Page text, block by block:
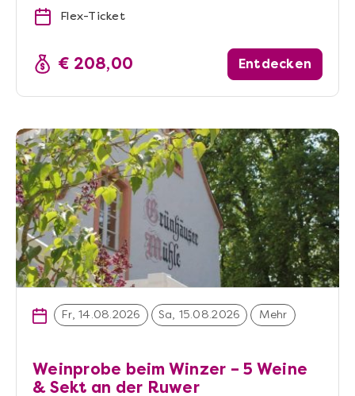
Flex-Ticket
€ 208,00 Entdecken
Fr, 14.08.2026 Sa, 15.08.2026 Mehr
Weinprobe beim Winzer – 5 Weine
& Sekt an der Ruwer